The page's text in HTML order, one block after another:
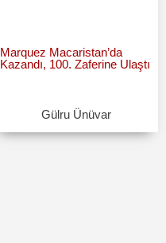
Marquez Macaristan’da
Kazandı, 100. Zaferine Ulaştı
Gülru Ünüvar